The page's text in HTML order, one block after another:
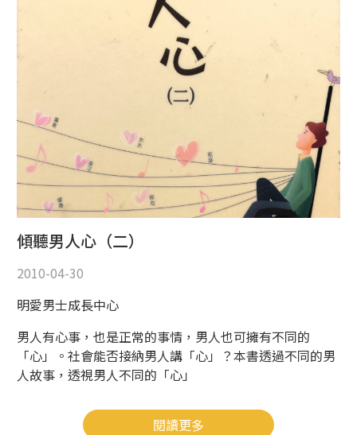
傾聽男人心（二）
2010-04-30
明愛男士成長中心
男人有心事，也是正常的事情，男人也可擁有不同的
「心」。社會能否接納男人講「心」？本書透過不同的男
人故事，透視男人不同的「心」
閱讀更多